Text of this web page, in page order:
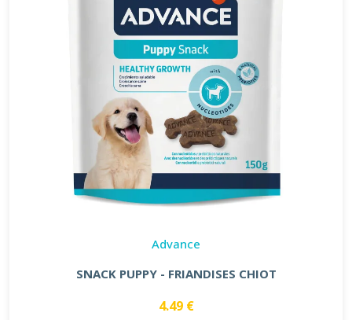
Advance
SNACK PUPPY - FRIANDISES CHIOT
4.49 €